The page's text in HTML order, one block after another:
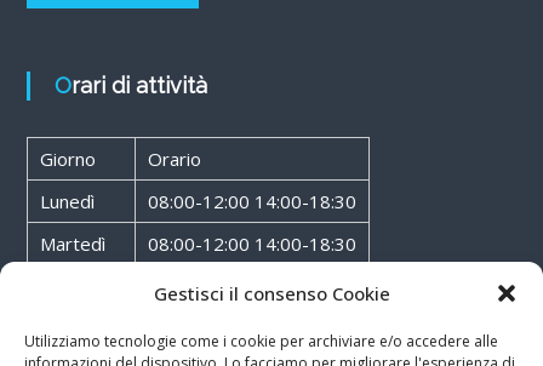
Gestisci il consenso Cookie
Utilizziamo tecnologie come i cookie per archiviare e/o accedere alle
Orari di attività
Giorno
Orario
Lunedì
08:00-12:00 14:00-18:30
Martedì
08:00-12:00 14:00-18:30
08:00-12:00 14:00-18:30
Giovedì
08:00-12:00 14:00-18:30